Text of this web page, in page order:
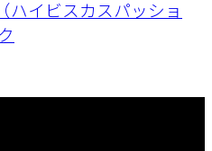
ハイビスカスパッショ